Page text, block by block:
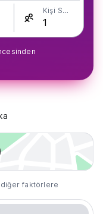
Kişi Sayısı
diğer faktörlere